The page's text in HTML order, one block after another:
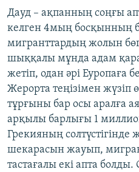
Дауд – ақпанның соңғы
келген 4мың босқынның
мигранттардың жолын
шыққалы мұнда адам
жетіп, одан әрі Еуропаға
Жерорта теңізімен
тұрғыны бар осы аралға
арқылы барлығы 1
Грекияның
шекарасын жауып,
тастағалы екі апта